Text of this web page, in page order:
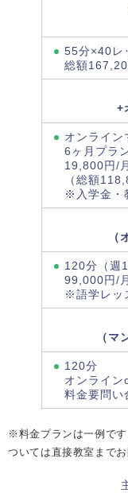
55分×40レ
総額
+
オンライン
6ヶ月プラ
19,800円/月
（総額
※入学金・
（
120分（週
99,000円/月
※語学レッ
（マ
120分
オンライン
料金要問い
※料金プランは一例で
ついては直接教室まで